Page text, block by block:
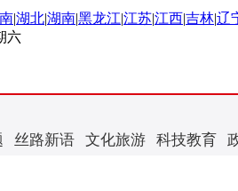
|湖北|湖南|黑龙江|江苏|江西|吉林|辽
六
丝路新语 文化旅游 科技教育